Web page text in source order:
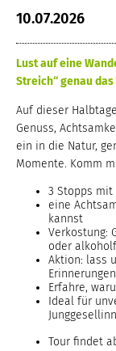
10.07.2026
Lust auf eine
Streich“ genau
Auf dieser
Genuss,
ein in die Natur,
Momente. Komm
3 Stopps mit
eine
kannst
Verkostung:
oder
Aktion: lass
Erfahre,
Ideal für
Tour findet